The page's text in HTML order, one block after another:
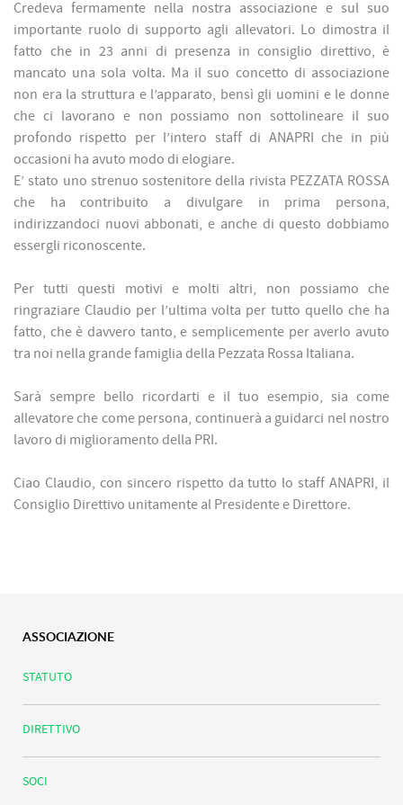
Credeva fermamente nella nostra associazione e sul suo
importante ruolo di supporto agli allevatori. Lo dimostra il
fatto che in 23 anni di presenza in consiglio direttivo, è
mancato una sola volta. Ma il suo concetto di associazione
non era la struttura e l’apparato, bensì gli uomini e le donne
che ci lavorano e non possiamo non sottolineare il suo
profondo rispetto per l’intero staff di ANAPRI che in più
occasioni ha avuto modo di elogiare.
E’ stato uno strenuo sostenitore della rivista PEZZATA ROSSA
che ha contribuito a divulgare in prima persona,
indirizzandoci nuovi abbonati, e anche di questo dobbiamo
essergli riconoscente.
Per tutti questi motivi e molti altri, non possiamo che
ringraziare Claudio per l’ultima volta per tutto quello che ha
fatto, che è davvero tanto, e semplicemente per averlo avuto
tra noi nella grande famiglia della Pezzata Rossa Italiana.
Sarà sempre bello ricordarti e il tuo esempio, sia come
allevatore che come persona, continuerà a guidarci nel nostro
lavoro di miglioramento della PRI.
Ciao Claudio, con sincero rispetto da tutto lo staff ANAPRI, il
Consiglio Direttivo unitamente al Presidente e Direttore.
ASSOCIAZIONE
STATUTO
DIRETTIVO
SOCI